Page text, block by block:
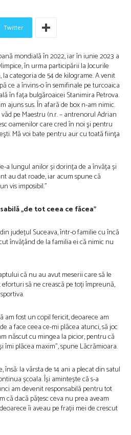
Twitter
mondială în 2022, iar în iunie 2023 a
în urma participării la Jocurile
categoria de 54 de kilograme. A venit
ce a învins-o în semifinale pe turcoaica
în fața bulgăroaicei Stanimira Petrova.
ajuns sus. În afară de box n-am nimic.
pe Maestru (n.r. – antrenorul Adrian
oamenilor care cred în noi şi pentru
Mă voi bate pentru aur cu toată fiinţa
a lungul anilor și dorința de a învăța și
au dat roade, iar acum spune că
vis imposibil.”
„de tot ceea ce făcea”
județul Suceava, într-o familie cu încă
învățând de la familia ei că nimic nu
că nu au avut meserii care să le
să ne crească pe toți împreună,
am fost un copil fericit, deoarece am
a face ceea ce-mi plăcea atunci, să joc
născut cu mingea la picior, pentru că
plăcea maxim”, spune Lăcrămioara.
la vârsta de 14 ani a plecat din satul
școala. Își amintește că s-a
am devenit responsabilă pentru tot
că dacă pățesc ceva nu prea aveam
îi aveau pe frații mei de crescut